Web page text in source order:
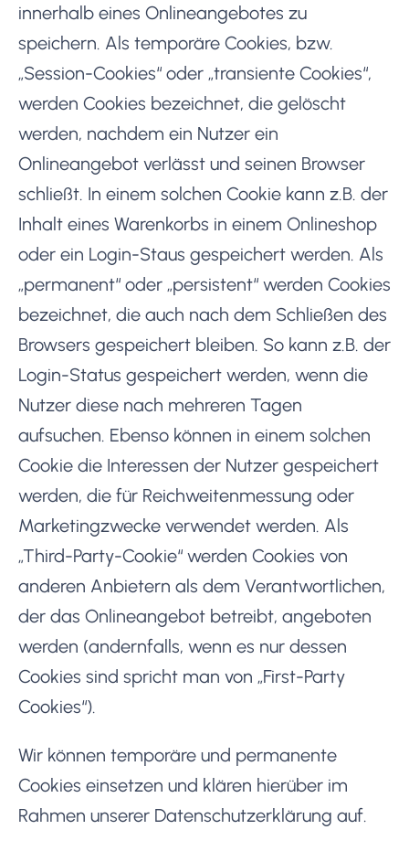
innerhalb eines Onlineangebotes zu
speichern. Als temporäre Cookies, bzw.
„Session-Cookies“ oder „transiente Cookies“,
werden Cookies bezeichnet, die gelöscht
werden, nachdem ein Nutzer ein
Onlineangebot verlässt und seinen Browser
schließt. In einem solchen Cookie kann z.B. der
Inhalt eines Warenkorbs in einem Onlineshop
oder ein Login-Staus gespeichert werden. Als
„permanent“ oder „persistent“ werden Cookies
bezeichnet, die auch nach dem Schließen des
Browsers gespeichert bleiben. So kann z.B. der
Login-Status gespeichert werden, wenn die
Nutzer diese nach mehreren Tagen
aufsuchen. Ebenso können in einem solchen
Cookie die Interessen der Nutzer gespeichert
werden, die für Reichweitenmessung oder
Marketingzwecke verwendet werden. Als
„Third-Party-Cookie“ werden Cookies von
anderen Anbietern als dem Verantwortlichen,
der das Onlineangebot betreibt, angeboten
werden (andernfalls, wenn es nur dessen
Cookies sind spricht man von „First-Party
Cookies“).
Wir können temporäre und permanente
Cookies einsetzen und klären hierüber im
Rahmen unserer Datenschutzerklärung auf.